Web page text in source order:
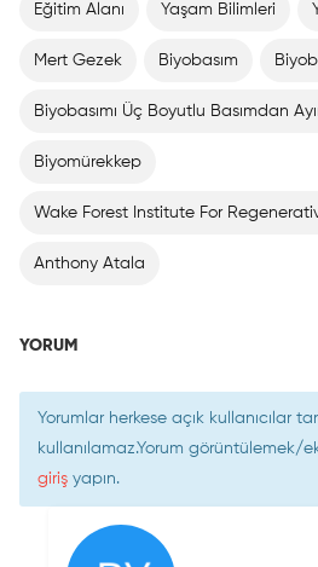
Eğitim Alanı Yaşam Bilimleri
Mert Gezek Biyobasım
Biyobasımı Üç Boyutlu Basımdan
Biyomürekkep
Wake Forest Institute For
Anthony Atala
YORUM
Yorumlar herkese açık kullanıcılar
kullanılamaz.Yorum görüntülemek/
giriş yapın.